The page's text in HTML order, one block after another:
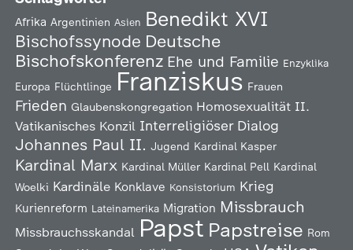
Afrika Argentinien Asien Benedikt XVI
Bischofssynode Deutsche
Bischofskonferenz Ehe und Familie Enzyklika
Europa Flüchtlinge Franziskus Frauen
Frieden Glaubenskongregation Homosexualität II.
Vatikanisches Konzil Interreligiöser Dialog
Johannes Paul II. Jugend Kardinal Kasper
Kardinal Marx Kardinal Müller Kardinal Pell Kardinal
Woelki Kardinäle Konklave Konsistorium Krieg
Kurienreform Lateinamerika Migration Missbrauch
Missbrauchsskandal Papst Papstreise Rom